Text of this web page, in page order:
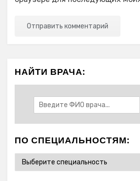
НАЙТИ ВРАЧА:
ПО СПЕЦИАЛЬНОСТЯМ: